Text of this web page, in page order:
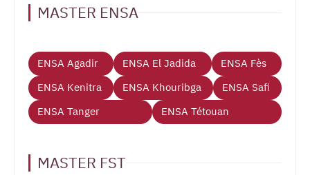
MASTER ENSA
ENSA Agadir ENSA El Jadida
ENSA Fès
ENSA Kenitra
ENSA Khouribga
ENSA Safi
ENSA Tanger
ENSA Tétouan
MASTER FST